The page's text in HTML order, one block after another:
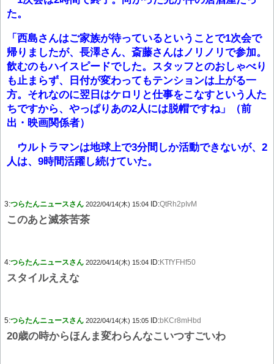
た。
「西島さんはご家族が待っているということで1次会で
帰りましたが、長澤さん、斎藤さんはノリノリで参加。
飲むのもハイスピードでした。スタッフとのおしゃべり
も止まらず、日付が変わってもテンションは上がる一
方。それなのに翌日はケロリと仕事をこなすという人た
ちですから、やっぱりあの2人には脱帽ですね」（前
出・映画関係者）
ウルトラマンは地球上で3分間しか活動できないが、2
人は、9時間活躍し続けていた。
3:つらたんニュースさん 2022/04/14(木) 15:04 ID:QtRh2pIvM
このあと滅茶苦茶
4:つらたんニュースさん 2022/04/14(木) 15:04 ID:KTfYFHf50
スタイルええな
5:つらたんニュースさん 2022/04/14(木) 15:05 ID:bKCr8mHbd
20歳の時からほんま変わらんなこいつすごいわ